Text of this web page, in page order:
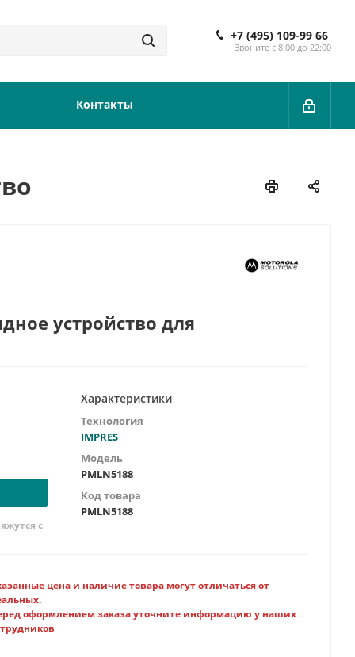
+7 (495) 109-99 66
Звоните с 8:00 до 22:00
Контакты
устройство для
(Euro Line Cord)
Li-Ion / NiCd / iMH
с
Характеристики
Технология
IMPRES
Модель
PMLN5188
Код товара
PMLN5188
цена и наличие товара могут отличаться от
оформлением заказа уточните информацию у наших